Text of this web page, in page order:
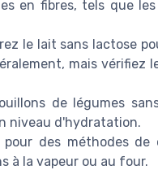
en fibres, tels que
le lait sans lactose
mais vérifiez
de légumes
niveau d'hydratation.
pour des méthodes de
à la vapeur ou au four.